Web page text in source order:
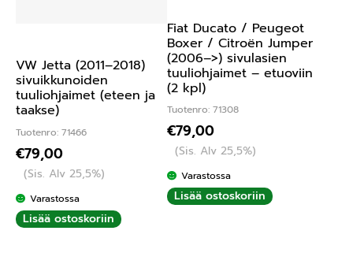
VW Jetta (2011–2018)
sivuikkunoiden
tuuliohjaimet (eteen ja
taakse)
Tuotenro: 71466
€79,00
(Sis. Alv 25,5%)
Varastossa
Lisää ostoskoriin
Fiat Ducato / Peugeot
Boxer / Citroën Jumper
(2006–>) sivulasien
tuuliohjaimet – etuoviin
(2 kpl)
Tuotenro: 71308
€79,00
(Sis. Alv 25,5%)
Varastossa
Lisää ostoskoriin